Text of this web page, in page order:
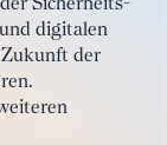
Sicherheits-
digitalen
der